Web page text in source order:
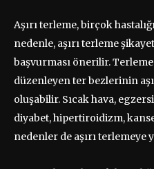
Aşırı terleme, birçok
nedenle, aşırı terleme
başvurması önerilir.
düzenleyen ter bezlerinin
oluşabilir. Sıcak hava,
diyabet, hipertiroidizm,
nedenler de aşırı terlemeye